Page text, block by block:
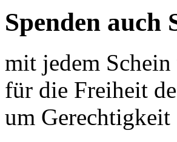
Spenden auch
mit jedem
für die Freiheit
um Gerechtigkeit